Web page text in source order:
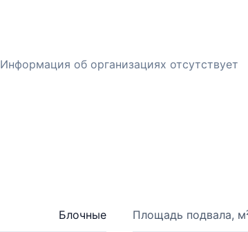
Информация об организациях отсутствует
Блочные Площадь подвала,